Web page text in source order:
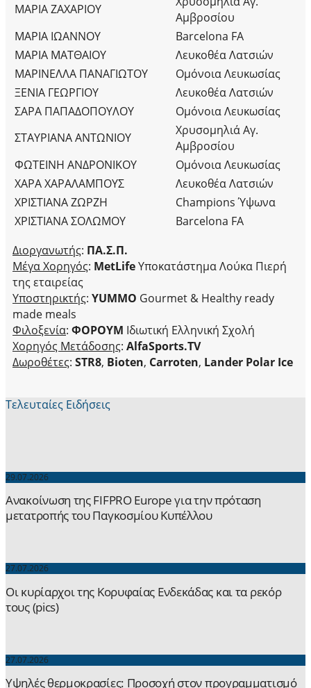
ΜΑΡΙΑ ΖΑΧΑΡΙΟΥ
Αμβροσίου
ΜΑΡΙΑ ΙΩΑΝΝΟΥ
Barcelona FA
ΜΑΡΙΑ ΜΑΤΘΑΙΟΥ
Λευκοθέα Λατσιών
ΜΑΡΙΝΕΛΛΑ ΠΑΝΑΓΙΩΤΟΥ
Ομόνοια Λευκωσίας
ΞΕΝΙΑ ΓΕΩΡΓΙΟΥ
Λευκοθέα Λατσιών
ΣΑΡΑ ΠΑΠΑΔΟΠΟΥΛΟΥ
Ομόνοια Λευκωσίας
ΣΤΑΥΡΙΑΝΑ ΑΝΤΩΝΙΟΥ
Χρυσομηλιά Αγ.
Αμβροσίου
ΦΩΤΕΙΝΗ ΑΝΔΡΟΝΙΚΟΥ
Ομόνοια Λευκωσίας
ΧΑΡΑ ΧΑΡΑΛΑΜΠΟΥΣ
Λευκοθέα Λατσιών
ΧΡΙΣΤΙΑΝΑ ΖΩΡΖΗ
Champions Ύψωνα
ΧΡΙΣΤΙΑΝΑ ΣΟΛΩΜΟΥ
Barcelona FA
Διοργανωτής: ΠΑ.Σ.Π.
Μέγα Χορηγός: MetLifeΥποκατάστημα Λούκα Πιερή
της εταιρείας
Υποστηρικτής: YUMMO Gourmet & Healthy ready
made meals
Φιλοξενία: ΦΟΡΟΥΜ Ιδιωτική Ελληνική Σχολή
Χορηγός Μετάδοσης: AlfaSports.TV
Δωροθέτες: STR8, Bioten, Carroten, Lander Polar Ice
Τελευταίες Ειδήσεις
29.07.2026
Ανακοίνωση της FIFPRO Europe για την πρόταση
μετατροπής του Παγκοσμίου Κυπέλλου
27.07.2026
Οι κυρίαρχοι της Κορυφαίας Ενδεκάδας και τα ρεκόρ
τους (pics)
27.07.2026
Yψηλές θερμοκρασίες: Προσοχή στον προγραμματισμό